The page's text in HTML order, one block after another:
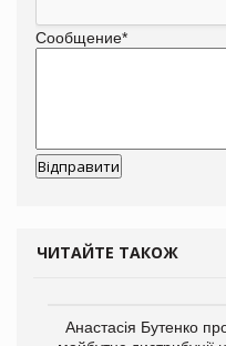
Сообщение*
ЧИТАЙТЕ ТАКОЖ
Анастасія Бутенко